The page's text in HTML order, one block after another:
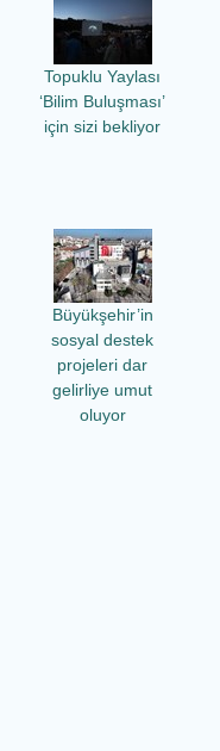
Topuklu Yaylası
‘Bilim Buluşması’
için sizi bekliyor
Büyükşehir’in
sosyal destek
projeleri dar
gelirliye umut
oluyor